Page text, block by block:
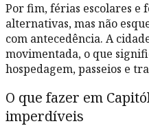
Por fim, férias escolares e
alternativas, mas não
com antecedência. A
movimentada, o que
hospedagem, passeios e
O que fazer em
imperdíveis